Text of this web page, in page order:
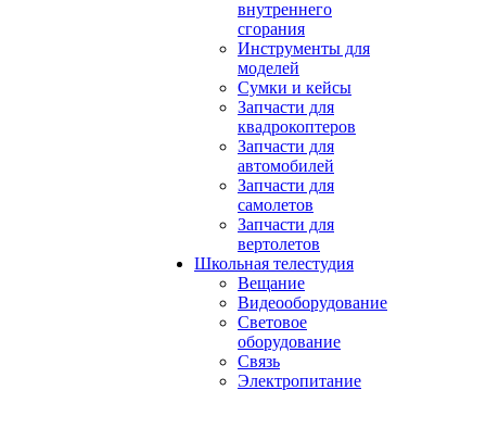
внутреннего
сгорания
Инструменты для
моделей
Сумки и кейсы
Запчасти для
квадрокоптеров
Запчасти для
автомобилей
Запчасти для
самолетов
Запчасти для
вертолетов
Школьная телестудия
Вещание
Видеооборудование
Световое
оборудование
Связь
Электропитание